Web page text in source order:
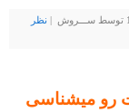
نظر
رو میشناسی